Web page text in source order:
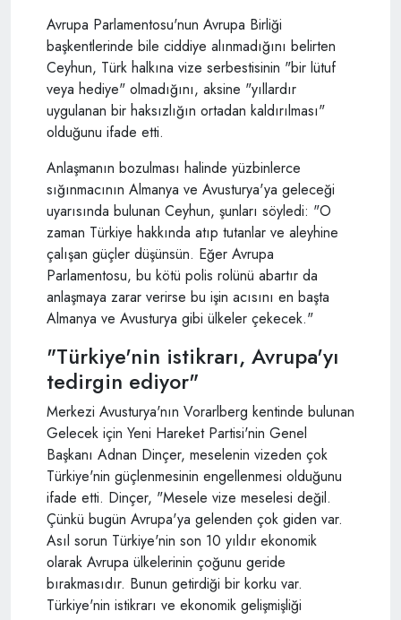
Avrupa Parlamentosu'nun Avrupa Birliği
başkentlerinde bile ciddiye alınmadığını belirten
Ceyhun, Türk halkına vize serbestisinin "bir lütuf
veya hediye" olmadığını, aksine "yıllardır
uygulanan bir haksızlığın ortadan kaldırılması"
olduğunu ifade etti.
Anlaşmanın bozulması halinde yüzbinlerce
sığınmacının Almanya ve Avusturya'ya geleceği
uyarısında bulunan Ceyhun, şunları söyledi: "O
zaman Türkiye hakkında atıp tutanlar ve aleyhine
çalışan güçler düşünsün. Eğer Avrupa
Parlamentosu, bu kötü polis rolünü abartır da
anlaşmaya zarar verirse bu işin acısını en başta
Almanya ve Avusturya gibi ülkeler çekecek."
"Türkiye'nin istikrarı, Avrupa'yı
tedirgin ediyor"
Merkezi Avusturya'nın Vorarlberg kentinde bulunan
Gelecek için Yeni Hareket Partisi'nin Genel
Başkanı Adnan Dinçer, meselenin vizeden çok
Türkiye'nin güçlenmesinin engellenmesi olduğunu
ifade etti. Dinçer, "Mesele vize meselesi değil.
Çünkü bugün Avrupa'ya gelenden çok giden var.
Asıl sorun Türkiye'nin son 10 yıldır ekonomik
olarak Avrupa ülkelerinin çoğunu geride
bırakmasıdır. Bunun getirdiği bir korku var.
Türkiye'nin istikrarı ve ekonomik gelişmişliği